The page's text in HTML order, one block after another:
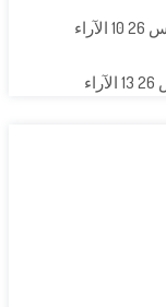
10الآراء
13 الآراء